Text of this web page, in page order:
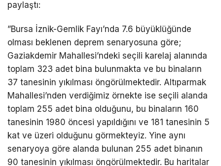
paylaştı:
​”Bursa İznik-Gemlik Fayı’nda 7.6 büyüklüğünde
olması beklenen deprem senaryosuna göre;
Gaziakdemir Mahallesi’ndeki seçili karelaj alanında
toplam 323 adet bina bulunmakta ve bu binaların
37 tanesinin yıkılması öngörülmektedir. Altıparmak
Mahallesi’nden verdiğimiz örnekte ise seçili alanda
toplam 255 adet bina olduğunu, bu binaların 160
tanesinin 1980 öncesi yapıldığını ve 181 tanesinin 5
kat ve üzeri olduğunu görmekteyiz. Yine aynı
senaryoya göre alanda bulunan 255 adet binanın
90 tanesinin yıkılması öngörülmektedir. Bu haritalar